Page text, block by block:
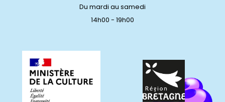
Du mardi au samedi
14h00 - 19h00